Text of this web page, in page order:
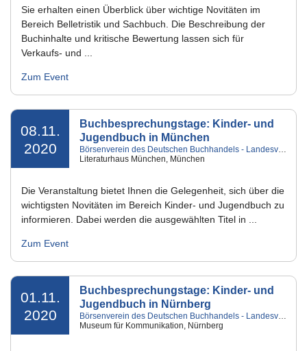
Sie erhalten einen Überblick über wichtige Novitäten im
Bereich Belletristik und Sachbuch. Die Beschreibung der
Buchinhalte und kritische Bewertung lassen sich für
Verkaufs- und ...
Zum Event
08.11.
2020
Buchbesprechungstage: Kinder- und
Jugendbuch in München
Börsenverein des Deutschen Buchhandels - Landesverband Bayern e.V.
Literaturhaus München, München
Die Veranstaltung bietet Ihnen die Gelegenheit, sich über die
wichtigsten Novitäten im Bereich Kinder- und Jugendbuch zu
informieren. Dabei werden die ausgewählten Titel in ...
Zum Event
01.11.
2020
Buchbesprechungstage: Kinder- und
Jugendbuch in Nürnberg
Börsenverein des Deutschen Buchhandels - Landesverband Bayern e.V.
Museum für Kommunikation, Nürnberg